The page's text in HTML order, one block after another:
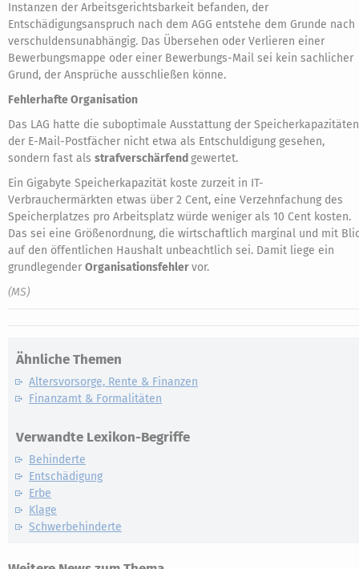
Instanzen der Arbeitsgerichtsbarkeit befanden, der
Entschädigungsanspruch nach dem AGG entstehe dem Grunde nach
verschuldensunabhängig. Das Übersehen oder Verlieren einer
Bewerbungsmappe oder einer Bewerbungs-Mail sei kein sachlicher
Grund, der Ansprüche ausschließen könne.
Fehlerhafte Organisation
Das LAG hatte die suboptimale Ausstattung der Speicherkapazitäten
der E-Mail-Postfächer nicht etwa als Entschuldigung gesehen,
sondern fast als strafverschärfend gewertet.
Ein Gigabyte Speicherkapazität koste zurzeit in IT-
Verbrauchermärkten etwas über 2 Cent, eine Verzehnfachung des
Speicherplatzes pro Arbeitsplatz würde weniger als 10 Cent kosten.
Das sei eine Größenordnung, die wirtschaftlich marginal und mit
auf den öffentlichen Haushalt unbeachtlich sei. Damit liege ein
grundlegender Organisationsfehlervor.
(MS)
Ähnliche Themen
Altersvorsorge, Rente & Finanzen
Finanzamt & Formalitäten
Verwandte Lexikon-Begriffe
Behinderte
Entschädigung
Erbe
Klage
Schwerbehinderte